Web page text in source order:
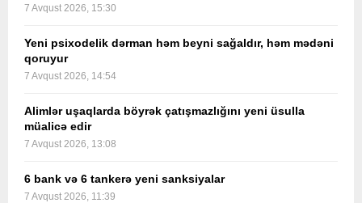
7 Avqust 2026, 15:30
Yeni psixodelik dərman həm beyni sağaldır, həm mədəni
qoruyur
7 Avqust 2026, 14:54
Alimlər uşaqlarda böyrək çatışmazlığını yeni üsulla
müalicə edir
7 Avqust 2026, 13:08
6 bank və 6 tankerə yeni sanksiyalar
7 Avqust 2026, 11:39